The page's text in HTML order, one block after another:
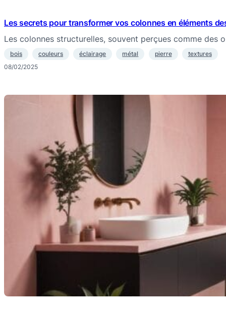
Les secrets pour transformer vos colonnes en éléments
Les colonnes structurelles, souvent perçues comme des
bois couleurs éclairage métal pierre
textures
08/02/2025